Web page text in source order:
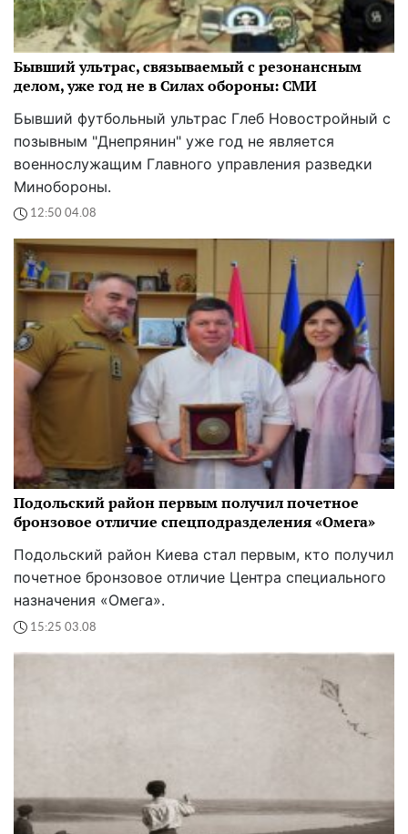
Бывший ультрас, связываемый с резонансным
делом, уже год не в Силах обороны: СМИ
Бывший футбольный ультрас Глеб Новостройный с
позывным "Днепрянин" уже год не является
военнослужащим Главного управления разведки
Минобороны.
12:50 04.08
Подольский район первым получил почетное
бронзовое отличие спецподразделения «Омега»
Подольский район Киева стал первым, кто получил
почетное бронзовое отличие Центра специального
назначения «Омега».
15:25 03.08